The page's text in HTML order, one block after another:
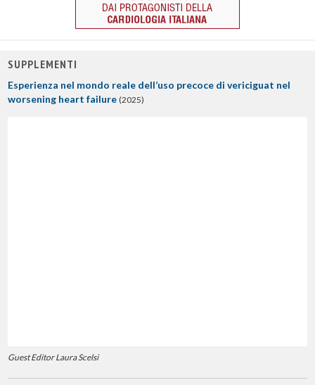
SUPPLEMENTI
Esperienza nel mondo reale dell’uso precoce di vericiguat nel
worsening heart failure (2025)
Guest Editor Laura Scelsi